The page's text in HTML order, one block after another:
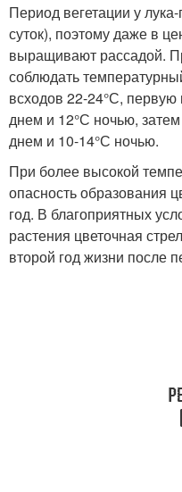
Период вегетации у
суток), поэтому даже в
выращивают рассадой.
соблюдать
всходов 22-24°С,
днем и 12°С ночью,
днем и 10-14°С ночью.
При более высокой
опасность образования
год. В благоприятных
растения цветочная
второй год жизни после